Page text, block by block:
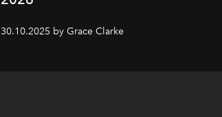
30.10.2025 by Grace Clarke